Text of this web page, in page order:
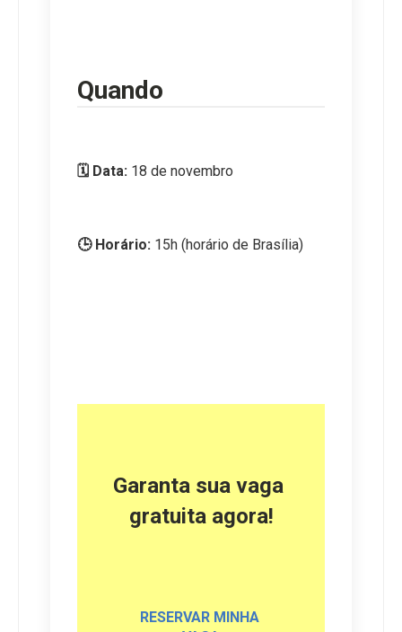
Quando
🗓️ Data: 18 de novembro
🕒 Horário: 15h (horário de Brasília)
Garanta sua vaga
gratuita agora!
RESERVAR MINHA